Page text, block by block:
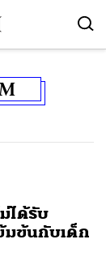
ได้รับ
มข้นกับเด็ก